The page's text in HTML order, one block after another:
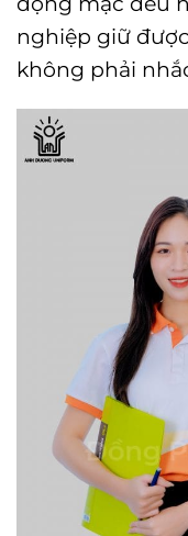
nghiệp giữ
không phải